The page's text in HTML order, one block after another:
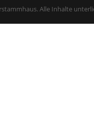
Alle Inhalte